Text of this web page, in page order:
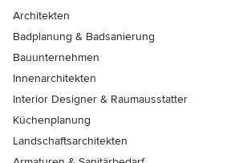
Architekten
Badplanung & Badsanierung
Bauunternehmen
Innenarchitekten
Interior Designer & Raumausstatter
Küchenplanung
Landschaftsarchitekten